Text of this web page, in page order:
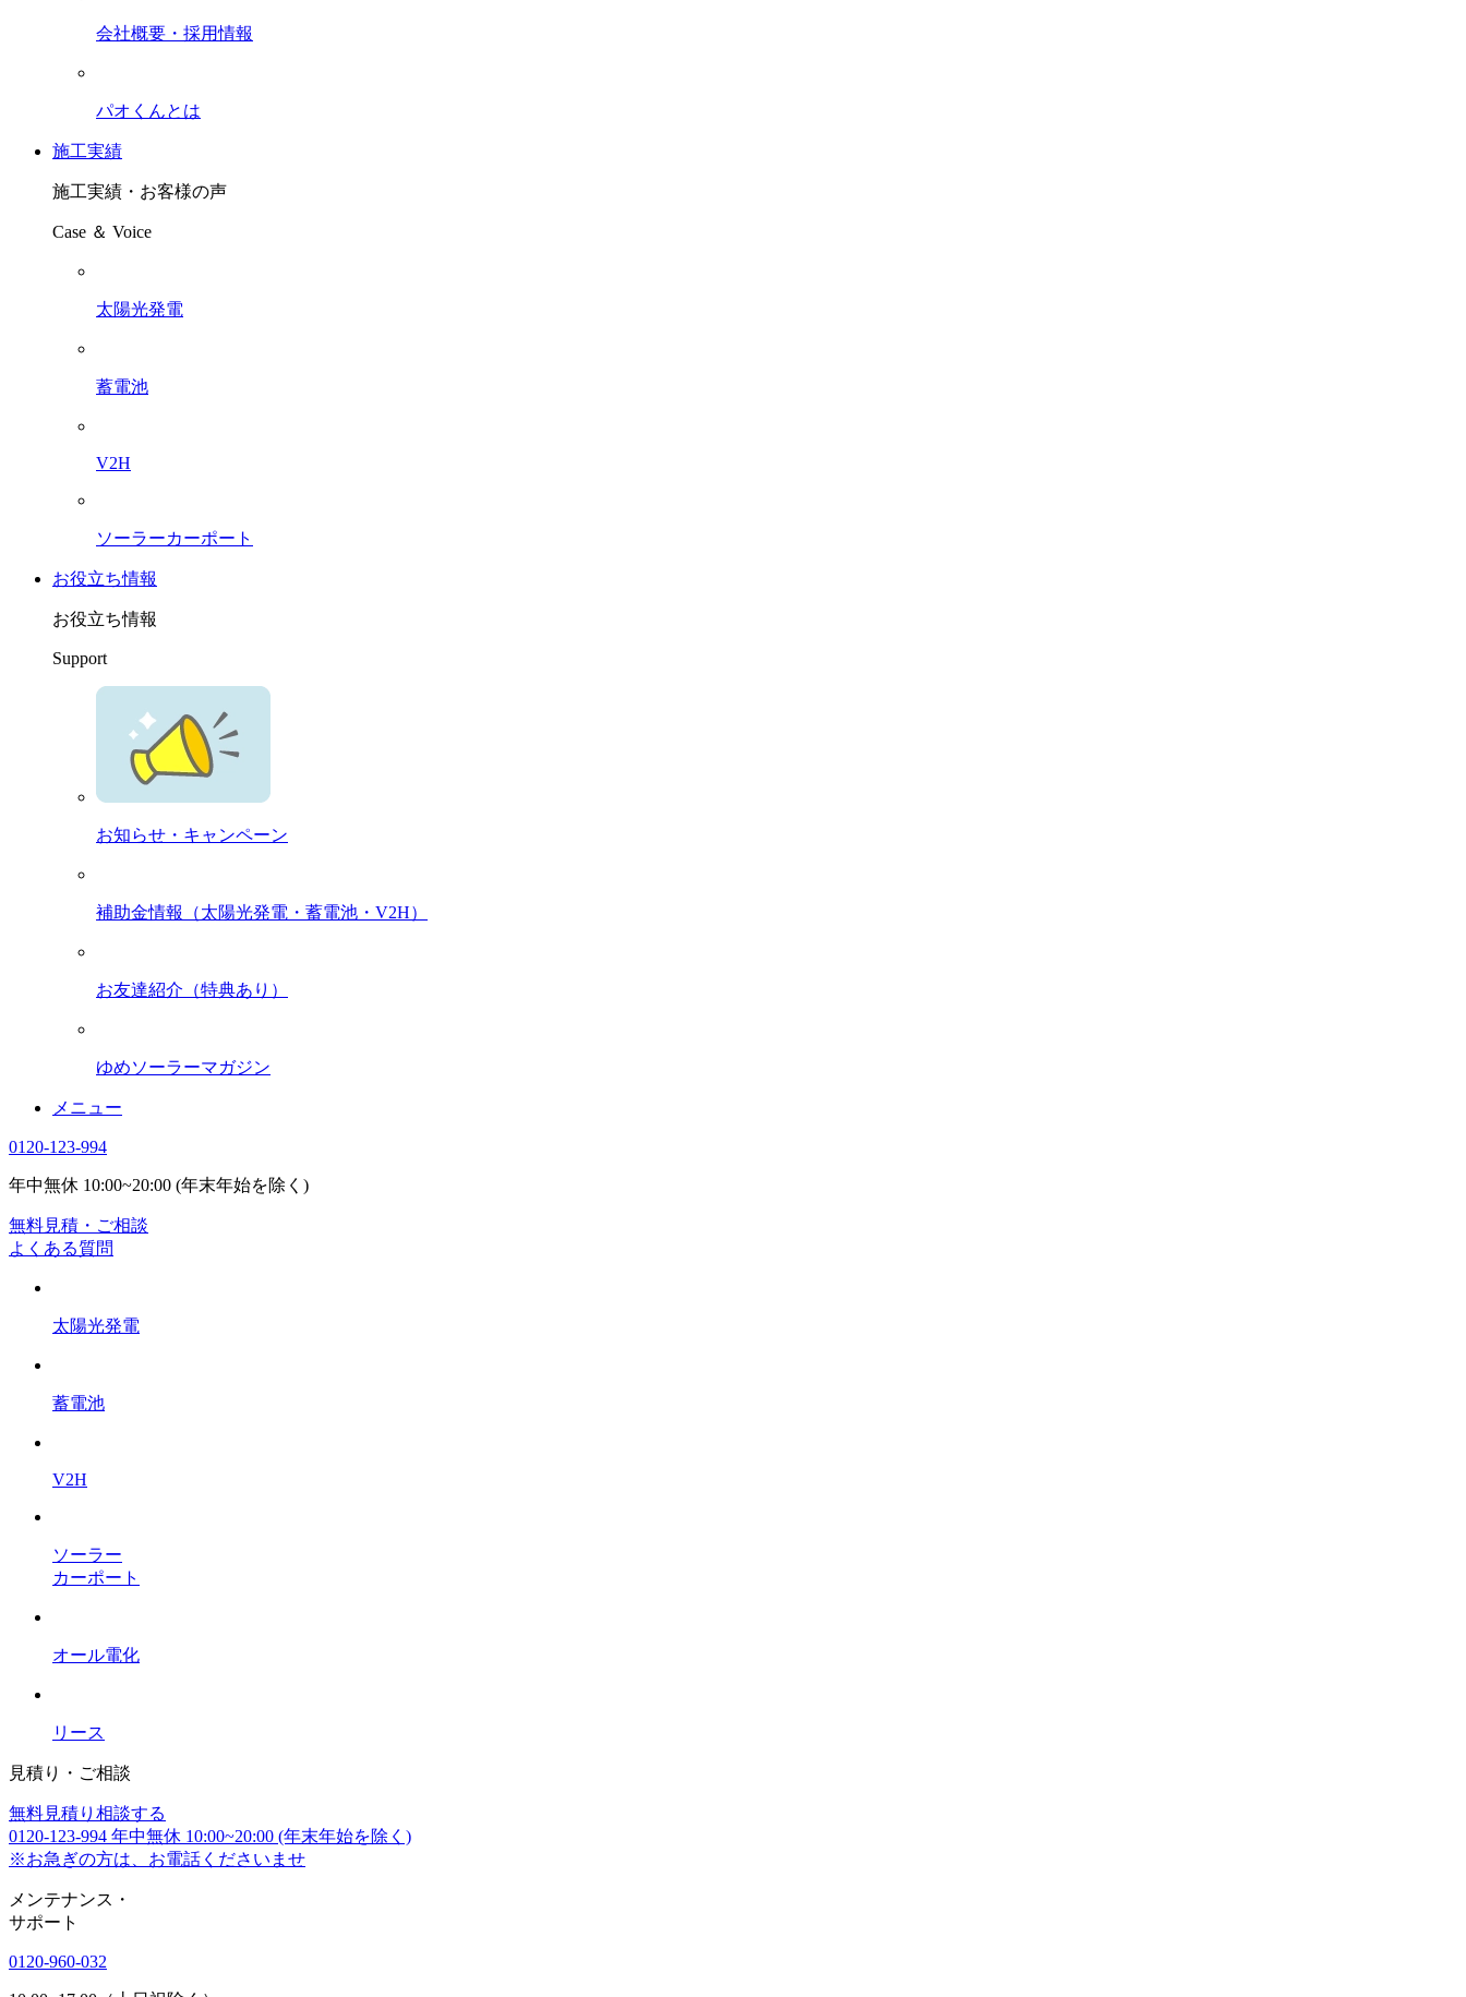
会社概要・採用情報
パオくんとは
施工実績
施工実績・お客様の声
Case ＆ Voice
太陽光発電
蓄電池
V2H
ソーラーカーポート
お役立ち情報
お役立ち情報
Support
お知らせ・キャンペーン
補助金情報（太陽光発電・蓄電池・V2H）
お友達紹介（特典あり）
ゆめソーラーマガジン
メニュー
0120-123-994
年中無休 10:00~20:00 (年末年始を除く)
無料見積・ご相談
よくある質問
太陽光発電
蓄電池
V2H
ソーラー
カーポート
オール電化
リース
見積り・ご相談
無料見積り相談する
0120-123-994 年中無休 10:00~20:00 (年末年始を除く)
※お急ぎの方は、お電話くださいませ
メンテナンス ・
サポート
0120-960-032